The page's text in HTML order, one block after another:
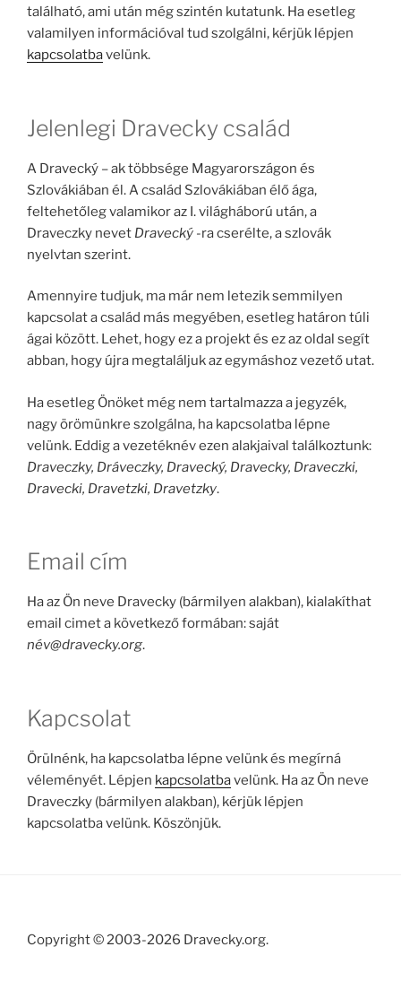
található, ami után még szintén kutatunk. Ha esetleg
valamilyen információval tud szolgálni, kérjük lépjen
kapcsolatbavelünk.
Jelenlegi Dravecky család
A Dravecký – ak többsége Magyarországon és
Szlovákiában él. A család Szlovákiában élő ága,
feltehetőleg valamikor az I. világháború után, a
Draveczky nevet Dravecký -ra cserélte, a szlovák
nyelvtan szerint.
Amennyire tudjuk, ma már nem letezik semmilyen
kapcsolat a család más megyében, esetleg határon túli
ágai között. Lehet, hogy ez a projekt és ez az oldal segít
abban, hogy újra megtaláljuk az egymáshoz vezető utat.
Ha esetleg Önöket még nem tartalmazza a jegyzék,
nagy örömünkre szolgálna, ha kapcsolatba lépne
velünk. Eddig a vezetéknév ezen alakjaival találkoztunk:
Draveczky, Dráveczky, Dravecký, Dravecky, Draveczki,
Dravecki, Dravetzki, Dravetzky.
Email cím
Ha az Ön neve Dravecky (bármilyen alakban), kialakíthat
email cimet a következő formában: saját
név@dravecky.org.
Kapcsolat
Örülnénk, ha kapcsolatba lépne velünk és megírná
véleményét. Lépjen kapcsolatbavelünk. Ha az Ön neve
Draveczky (bármilyen alakban), kérjük lépjen
kapcsolatba velünk. Köszönjük.
Copyright © 2003-2026 Dravecky.org.